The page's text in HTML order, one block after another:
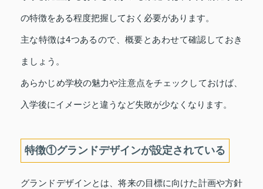
の特徴をある程度把握しておく必要があります。
主な特徴は4つあるので、概要とあわせて確認しておき
ましょう。
あらかじめ学校の魅力や注意点をチェックしておけば、
入学後にイメージと違うなど失敗が少なくなります。
特徴①グランドデザインが設定されている
グランドデザインとは、将来の目標に向けた計画や方針